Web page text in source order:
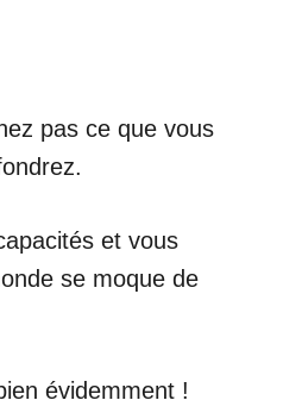
pas ce que vous
et vous
se moque de
évidemment !